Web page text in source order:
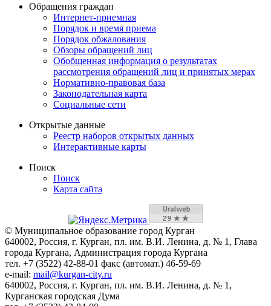
Обращения граждан
Интернет-приемная
Порядок и время приема
Порядок обжалования
Обзоры обращений лиц
Обобщенная информация о результатах
рассмотрения обращений лиц и принятых мерах
Нормативно-правовая база
Законодательная карта
Социальные сети
Открытые данные
Реестр наборов открытых данных
Интерактивные карты
Поиск
Поиск
Карта сайта
© Муниципальное образование город Курган
640002, Россия, г. Курган, пл. им. В.И. Ленина, д. № 1, Глава
города Кургана, Администрация города Кургана
тел. +7 (3522) 42-88-01 факс (автомат.) 46-59-69
e-mail: mail@kurgan-city.ru
640002, Россия, г. Курган, пл. им. В.И. Ленина, д. № 1,
Курганская городская Дума